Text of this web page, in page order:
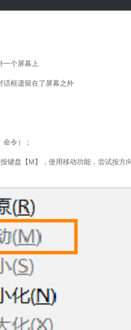
一个屏幕上
话框遗留在了屏幕之外
命令）；
键盘【M】，使用移动功能，尝试按方